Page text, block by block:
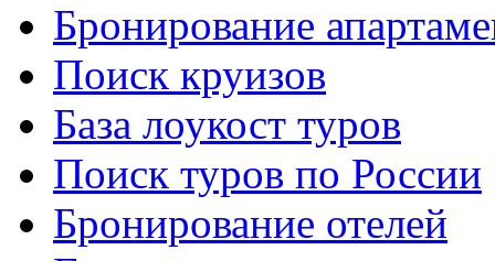
Бронирование
Поиск круизов
База лоукост туров
Поиск туров по России
Бронирование отелей